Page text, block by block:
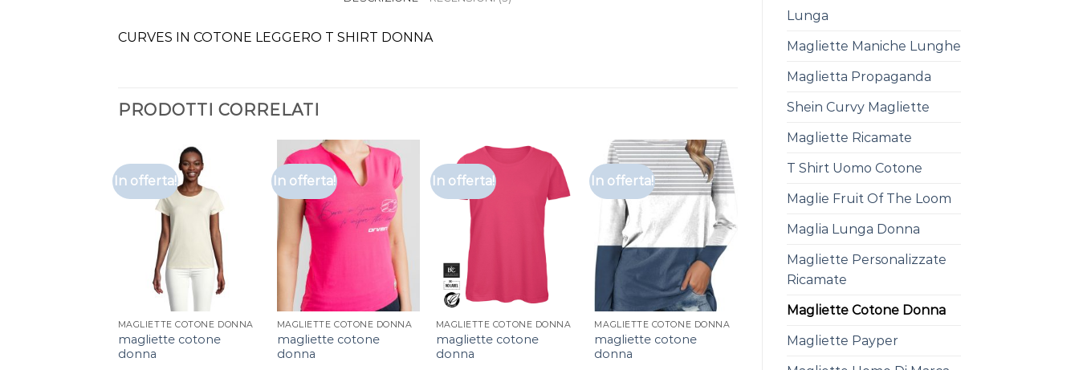
Lunga
Magliette Maniche Lunghe
Maglietta Propaganda
Shein Curvy Magliette
Magliette Ricamate
T Shirt Uomo Cotone
Maglie Fruit Of The Loom
Maglia Lunga Donna
Magliette Personalizzate
Ricamate
Magliette Cotone Donna
Magliette Payper
CURVES IN COTONE LEGGERO T SHIRT DONNA
PRODOTTI CORRELATI
In offerta!
MAGLIETTE COTONE DONNA
magliette cotone
donna
In offerta!
MAGLIETTE COTONE DONNA
magliette cotone
donna
In offerta!
MAGLIETTE COTONE DONNA
magliette cotone
donna
In offerta!
MAGLIETTE COTONE DONNA
magliette cotone
donna